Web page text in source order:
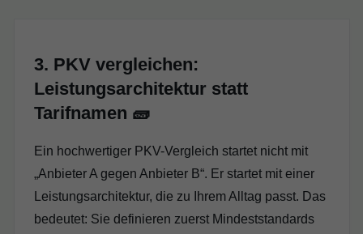
3. PKV vergleichen:
Leistungsarchitektur statt
Tarifnamen 🧱
Ein hochwertiger PKV-Vergleich startet nicht mit
„Anbieter A gegen Anbieter B“. Er startet mit einer
Leistungsarchitektur, die zu Ihrem Alltag passt. Das
bedeutet: Sie definieren zuerst Mindeststandards